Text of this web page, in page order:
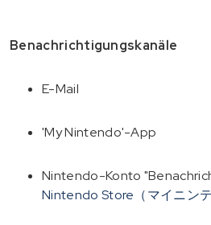
Benachrichtigungskanäle
E-Mail
'My Nintendo'-App
Nintendo-Konto
Nintendo Store（マイニンテ